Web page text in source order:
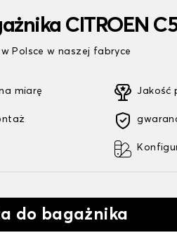
CITROEN C5
Polsce w naszej fabryce
miarę Jakość
do bagażnika